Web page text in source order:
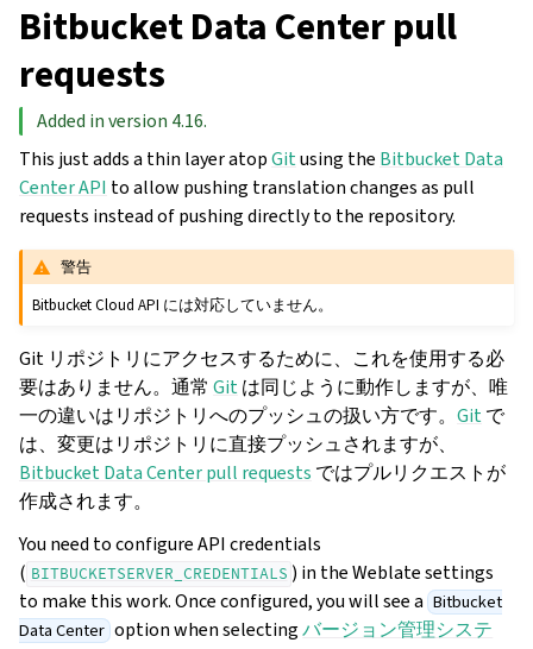
Bitbucket Data Center pull
requests
Added in version 4.16.
This just adds a thin layer atopGitusing the Bitbucket Data
Center API to allow pushing translation changes as pull
requests instead of pushing directly to the repository.
警告
Bitbucket Cloud API には対応していません。
Git リポジトリにアクセスするために、これを使用する必
要はありません。通常 Gitは同じように動作しますが、唯
一の違いはリポジトリへのプッシュの扱い方です。 Gitで
は、変更はリポジトリに直接プッシュされますが、
Bitbucket Data Center pull requests ではプルリクエストが
作成されます。
You need to configure API credentials
( BITBUCKETSERVER_CREDENTIALS ) in the Weblate settings
to make this work. Once configured, you will see a Bitbucket
Data Center option when selectingバージョン管理システ